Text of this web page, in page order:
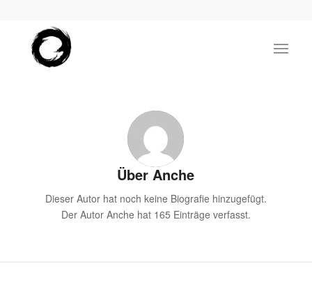
ÜberAnche
Dieser Autor hat noch keine Biografie hinzugefügt.
Der Autor Anche hat 165 Einträge verfasst.